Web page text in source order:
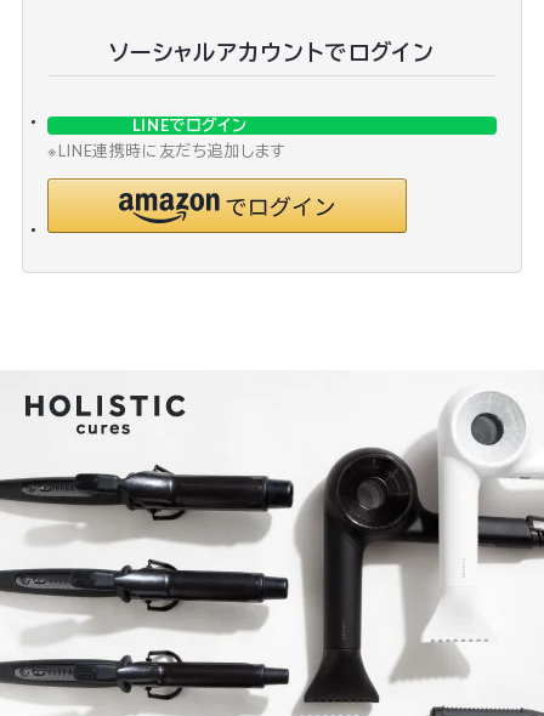
ソーシャルアカウントでログイン
LINEでログイン
※LINE連携時に友だち追加します